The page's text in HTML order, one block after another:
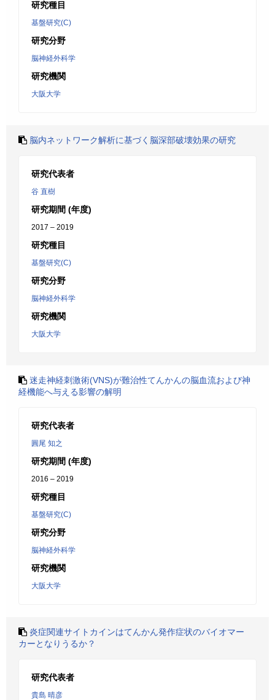
研究種目
基盤研究(C)
研究分野
脳神経外科学
研究機関
大阪大学
脳内ネットワーク解析に基づく脳深部破壊効果の研究
研究代表者
谷 直樹
研究期間 (年度)
2017 – 2019
研究種目
基盤研究(C)
研究分野
脳神経外科学
研究機関
大阪大学
迷走神経刺激術(VNS)が難治性てんかんの脳血流および神
経機能へ与える影響の解明
研究代表者
圓尾 知之
研究期間 (年度)
2016 – 2019
研究種目
基盤研究(C)
研究分野
脳神経外科学
研究機関
大阪大学
炎症関連サイトカインはてんかん発作症状のバイオマー
カーとなりうるか？
研究代表者
貴島 晴彦